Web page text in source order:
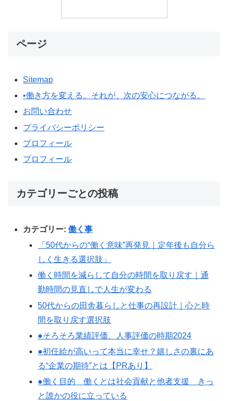
ページ
Sitemap
•働き方を変える。それが、次の安心につながる。
お問い合わせ
プライバシーポリシー
プロフィール
プロフィール
カテゴリーごとの投稿
カテゴリー:働く事
「50代からの“働く意味”再発見｜定年後も自分ら
しく生きる選択肢」
働く時間を減らして自分の時間を取り戻す｜通
勤時間の見直しで人生が変わる
50代からの田舎暮らしと仕事の再設計｜心と時
間を取り戻す選択肢
●そろそろ業績評価、人事評価の時期2024
●初任給が高いって本当に幸せ？嬉しさの裏にあ
る“企業の期待”とは【PRあり】
●働く目的 働くとは社会貢献と他者支援 きっ
と誰かの役に立っている